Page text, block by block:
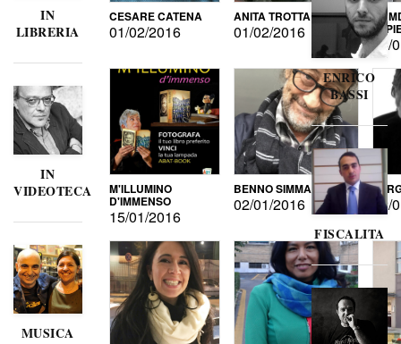
IN
LIBRERIA
IN
VIDEOTECA
MUSICA
CESARE CATENA
01/02/2016
ANITA TROTTA
01/02/2016 DI
15/
M'ILLUMINO
D'IMMENSO
15/01/2016
BENNO SIMMA
02/01/2016
ENRICO
BASSI
FISCALITA